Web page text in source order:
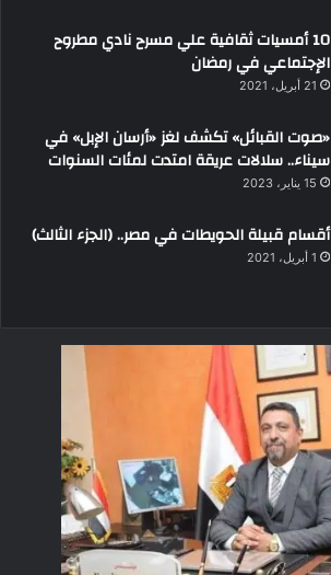
10 أمسيات ثقافية علي مسرح نادي مطروح
الإجتماعي في رمضان
21 أبريل، 2021
«صوت القبائل» تكشف لغز «أرسان الإبل» في
سيناء.. سلالات عريقة امتدت لمئات السنوات
15 يناير، 2023
أقسام قبيلة الحويطات في مصر.. (الجزء الثالث)
1 أبريل، 2021